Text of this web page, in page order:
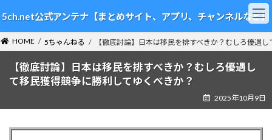
ン
テ
ン
ツ
ビ
ゲ
ー
シ
5ch.net公式アンテナ【まとめサイト、アプリ、チャンネルなど】
HOME 5ちゃんねる 【徹底討論】日本は移民を排すべきか？むしろ優遇
【徹底討論】日本は移民を排すべきか？むしろ優遇し
て移民獲得競争に勝利してゆくべきか？
2025年10月9日